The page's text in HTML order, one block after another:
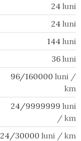
24 luni
24 luni
144 luni
36 luni
96/160000 luni /
km
24/9999999 luni
/ km
24/30000 luni / km